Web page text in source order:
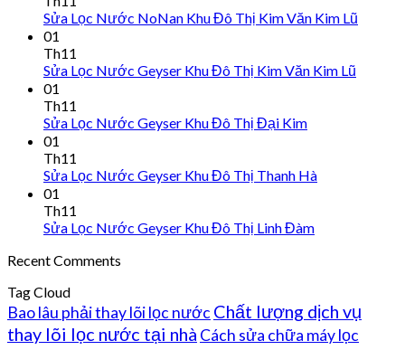
Sửa Lọc Nước NoNan Khu Đô Thị Kim Văn Kim Lũ
01
Th11
Sửa Lọc Nước Geyser Khu Đô Thị Kim Văn Kim Lũ
01
Th11
Sửa Lọc Nước Geyser Khu Đô Thị Đại Kim
01
Th11
Sửa Lọc Nước Geyser Khu Đô Thị Thanh Hà
01
Th11
Sửa Lọc Nước Geyser Khu Đô Thị Linh Đàm
Recent Comments
Tag Cloud
Bao lâu phải thay lõi lọc nước Chất lượng dịch vụ
thay lõi lọc nước tại nhà Cách sửa chữa máy lọc